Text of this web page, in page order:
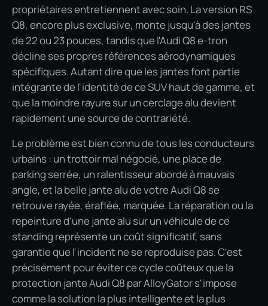
propriétaires entretiennent avec soin. La version RS
Q8, encore plus exclusive, monte jusqu'à des jantes
de 22 ou 23 pouces, tandis que l'Audi Q8 e-tron
décline ses propres références aérodynamiques
spécifiques. Autant dire que les jantes font partie
intégrante de l'identité de ce SUV haut de gamme, et
que la moindre rayure sur un cerclage alu devient
rapidement une source de contrariété.
Le problème est bien connu de tous les conducteurs
urbains : un trottoir mal négocié, une place de
parking serrée, un ralentisseur abordé à mauvais
angle, et la belle jante alu de votre Audi Q8 se
retrouve rayée, éraflée, marquée. La réparation ou la
repeinture d'une jante alu sur un véhicule de ce
standing représente un coût significatif, sans
garantie que l'incident ne se reproduise pas. C'est
précisément pour éviter ce cycle coûteux que la
protection jante Audi Q8 par AlloyGator s'impose
comme la solution la plus intelligente et la plus